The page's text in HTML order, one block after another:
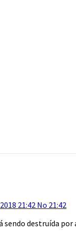
21:42 No 21:42
sendo destruída